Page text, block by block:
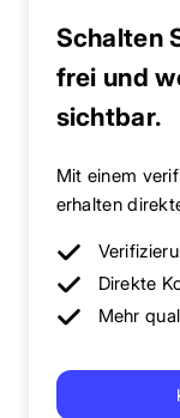
Schalten
frei und
sichtbar.
Mit einem
erhalten
Direkte
Mehr